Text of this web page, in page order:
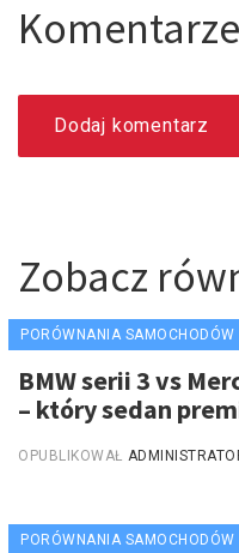
Komentarze
Dodaj komentarz
Zobacz
PORÓWNANIA SAMOCHODÓW
BMW serii 3 vs
– który sedan
OPUBLIKOWAŁ
PORÓWNANIA SAMOCHODÓW